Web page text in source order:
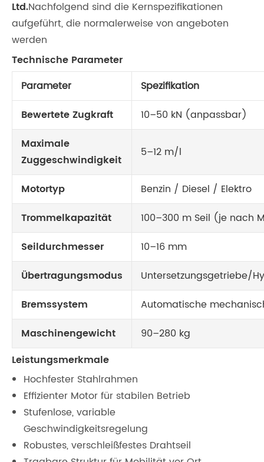
Ltd.Nachfolgend sind die Kernspezifikationen
aufgeführt, die normalerweise von angeboten
werden
Technische Parameter
Parameter
Spezifikation
Bewertete Zugkraft
10–50 kN (anpassbar)
Maximale
Zuggeschwindigkeit
5–12 m/l
Motortyp
Benzin / Diesel / Elektro
Trommelkapazität
100–300 m Seil (je nach
Seildurchmesser
10–16 mm
Übertragungsmodus
Untersetzungsgetriebe/
Bremssystem
Automatische
Maschinengewicht
90–280 kg
Leistungsmerkmale
Hochfester Stahlrahmen
Effizienter Motor für stabilen Betrieb
Stufenlose, variable
Geschwindigkeitsregelung
Robustes, verschleißfestes Drahtseil